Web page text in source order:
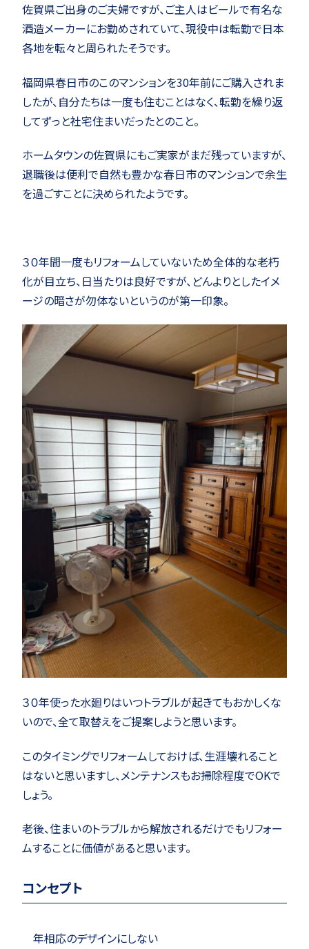
佐賀県ご出身のご夫婦ですが、ご主人はビールで有名な
酒造メーカーにお勤めされていて、現役中は転勤で日本
各地を転々と周られたそうです。
福岡県春日市のこのマンションを30年前にご購入されま
したが、自分たちは一度も住むことはなく、転勤を繰り返
してずっと社宅住まいだったとのこと。
ホームタウンの佐賀県にもご実家がまだ残っていますが、
退職後は便利で自然も豊かな春日市のマンションで余生
を過ごすことに決められたようです。
３０年間一度もリフォームしていないため全体的な老朽
化が目立ち、日当たりは良好ですが、どんよりとしたイメ
ージの暗さが勿体ないというのが第一印象。
３０年使った水廻りはいつトラブルが起きてもおかしくな
いので、全て取替えをご提案しようと思います。
このタイミングでリフォームしておけば、生涯壊れること
はないと思いますし、メンテナンスもお掃除程度でOKで
しょう。
老後、住まいのトラブルから解放されるだけでもリフォー
ムすることに価値があると思います。
コンセプト
年相応のデザインにしない